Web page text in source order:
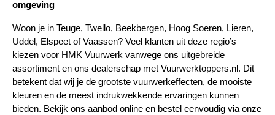
omgeving
Woon je in Teuge, Twello, Beekbergen, Hoog Soeren, Lieren,
Uddel, Elspeet of Vaassen? Veel klanten uit deze regio’s
kiezen voor HMK Vuurwerk vanwege ons uitgebreide
assortiment en ons dealerschap met Vuurwerktoppers.nl. Dit
betekent dat wij je de grootste vuurwerkeffecten, de mooiste
kleuren en de meest indrukwekkende ervaringen kunnen
bieden. Bekijk ons aanbod online en bestel eenvoudig via onze